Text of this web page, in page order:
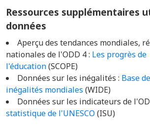
Ressources supplémentaires
données
Aperçu des tendances mondiales,
nationales de l'ODD 4 : Les progrès de
l'éducation(SCOPE)
Données sur les inégalités : Base
inégalités mondiales (WIDE)
Données sur les indicateurs de
statistique de l'UNESCO (ISU)